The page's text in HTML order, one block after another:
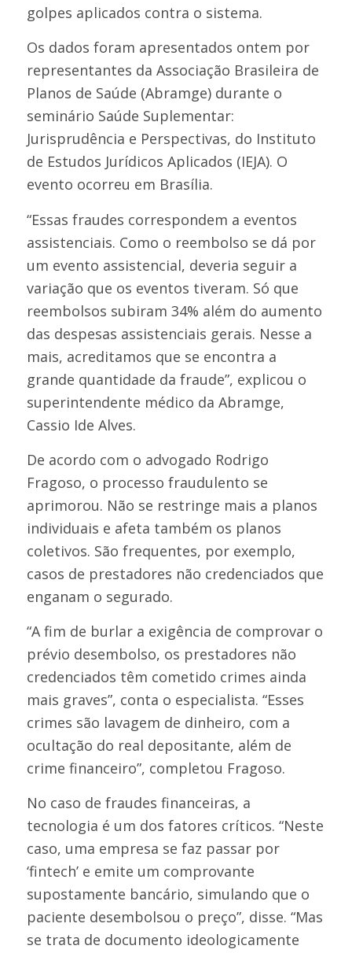
golpes aplicados contra o sistema.
Os dados foram apresentados ontem por
representantes da Associação Brasileira de
Planos de Saúde (Abramge) durante o
seminário Saúde Suplementar:
Jurisprudência e Perspectivas, do Instituto
de Estudos Jurídicos Aplicados (IEJA). O
evento ocorreu em Brasília.
“Essas fraudes correspondem a eventos
assistenciais. Como o reembolso se dá por
um evento assistencial, deveria seguir a
variação que os eventos tiveram. Só que
reembolsos subiram 34% além do aumento
das despesas assistenciais gerais. Nesse a
mais, acreditamos que se encontra a
grande quantidade da fraude”, explicou o
superintendente médico da Abramge,
Cassio Ide Alves.
De acordo com o advogado Rodrigo
Fragoso, o processo fraudulento se
aprimorou. Não se restringe mais a planos
individuais e afeta também os planos
coletivos. São frequentes, por exemplo,
casos de prestadores não credenciados que
enganam o segurado.
“A fim de burlar a exigência de comprovar o
prévio desembolso, os prestadores não
credenciados têm cometido crimes ainda
mais graves”, conta o especialista. “Esses
crimes são lavagem de dinheiro, com a
ocultação do real depositante, além de
crime financeiro”, completou Fragoso.
No caso de fraudes financeiras, a
tecnologia é um dos fatores críticos. “Neste
caso, uma empresa se faz passar por
‘fintech’ e emite um comprovante
supostamente bancário, simulando que o
paciente desembolsou o preço”, disse. “Mas
se trata de documento ideologicamente